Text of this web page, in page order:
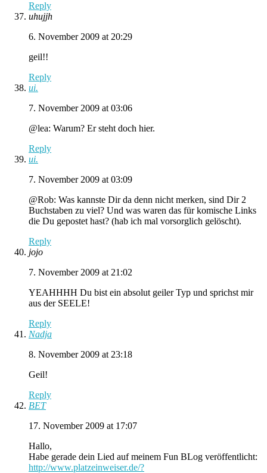
Reply
uhujjh
6. November 2009 at 20:29
geil!!
Reply
ui.
7. November 2009 at 03:06
@lea: Warum? Er steht doch hier.
Reply
ui.
7. November 2009 at 03:09
@Rob: Was kannste Dir da denn nicht merken, sind Dir 2
Buchstaben zu viel? Und was waren das für komische Links
die Du gepostet hast? (hab ich mal vorsorglich gelöscht).
Reply
jojo
7. November 2009 at 21:02
YEAHHHH Du bist ein absolut geiler Typ und sprichst mir
aus der SEELE!
Reply
Nadja
8. November 2009 at 23:18
Geil!
Reply
BET
17. November 2009 at 17:07
Hallo,
Habe gerade dein Lied auf meinem Fun BLog veröffentlicht:
http://www.platzeinweiser.de/?